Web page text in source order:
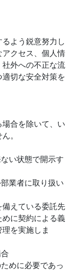
よう鋭意努力し
クセス、個人情
外への不正な流
切な安全対策を
合を除いて、い
。
い状態で開示す
業者に取り扱い
備えている委託先
に契約による義
を実施しま
めに必要であっ